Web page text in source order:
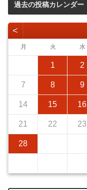
過去の投稿カレンダー
<
月 火 水
1 2
7 8 9
14 15 16
21 22 23
28